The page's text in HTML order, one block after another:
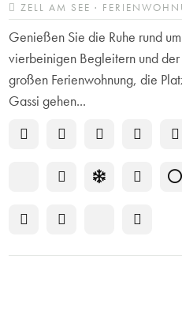
ZELL AM SEE ·
Genießen Sie die Ruhe rund
vierbeinigen Begleitern und
großen Ferienwohnung, die
Gassi gehen...